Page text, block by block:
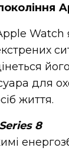
Watch
для
життя.
8